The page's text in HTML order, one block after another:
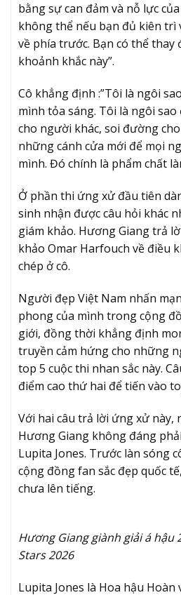
bằng sự can đảm và nỗ lực
không thể nếu bạn đủ kiên
về phía trước. Bạn có thể
khoảnh khắc này”.
Cô khẳng định :”Tôi là ngôi
mình tỏa sáng. Tôi là ngôi
cho người khác, soi đường
những cánh cửa mới để mọi
mình. Đó chính là phẩm chất
Ở phần thi ứng xử đầu tiên
sinh nhận được câu hỏi khác
giám khảo. Hương Giang trả
khảo Omar Harfouch về điều
chép ở cô.
Người đẹp Việt Nam nhấn
phong của mình trong cộng
giới, đồng thời khẳng định
truyền cảm hứng cho những
top 5 cuộc thi nhan sắc này.
điểm cao thứ hai để tiến vào
Với hai câu trả lời ứng xử này,
Hương Giang không đáng
Lupita Jones. Trước làn sóng
cộng đồng fan sắc đẹp quốc
chưa lên tiếng.
Hương Giang giành giải á hậu
Stars 2026
Lupita Jones là Hoa hậu Hoàn